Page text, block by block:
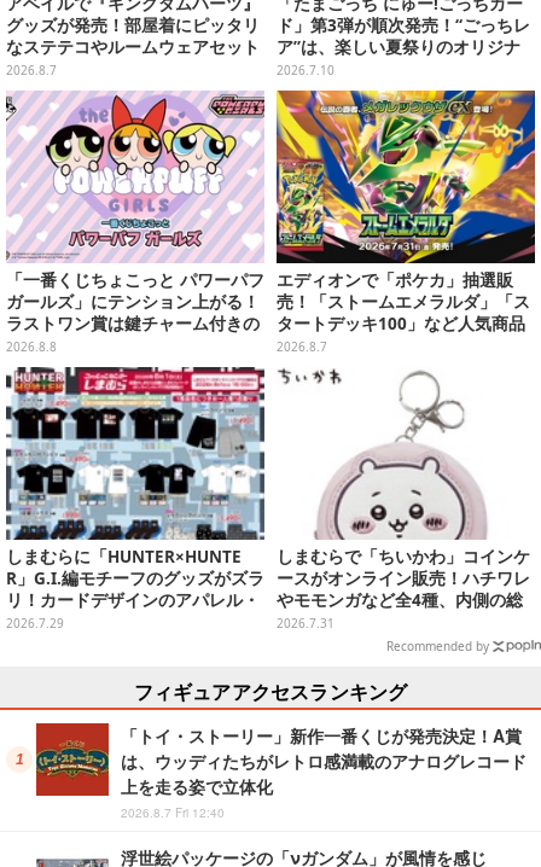
グッズが発売！部屋着にピッタリ
なステテコやルームウェアセット
2026.8.7
ド」第3弾が順次発売！“ごっちレ
ア”は、楽しい夏祭りのオリジナ
ルアートに
2026.7.10
「一番くじちょこっと パワーパフ
ガールズ」にテンション上がる！
ラストワン賞は鍵チャーム付きの
シール帳スペシャルセット
2026.8.8
エディオンで「ポケカ」抽選販
売！「ストームエメラルダ」「ス
タートデッキ100」など人気商品
が対象
2026.8.7
しまむらに「HUNTER×HUNTE
R」G.I.編モチーフのグッズがズラ
リ！カードデザインのアパレル・
雑貨、ゴレイヌの「オレが3人分
2026.7.29
しまむらで「ちいかわ」コインケ
ースがオンライン販売！ハチワレ
やモモンガなど全4種、内側の総
柄デザインも注目
2026.7.31
Recommended by
フィギュアアクセスランキング
「トイ・ストーリー」新作一番くじが発売決定！A賞
は、ウッディたちがレトロ感満載のアナログレコード
上を走る姿で立体化
2026.8.7 Fri 12:40
浮世絵パッケージの「νガンダム」が風情を感じ